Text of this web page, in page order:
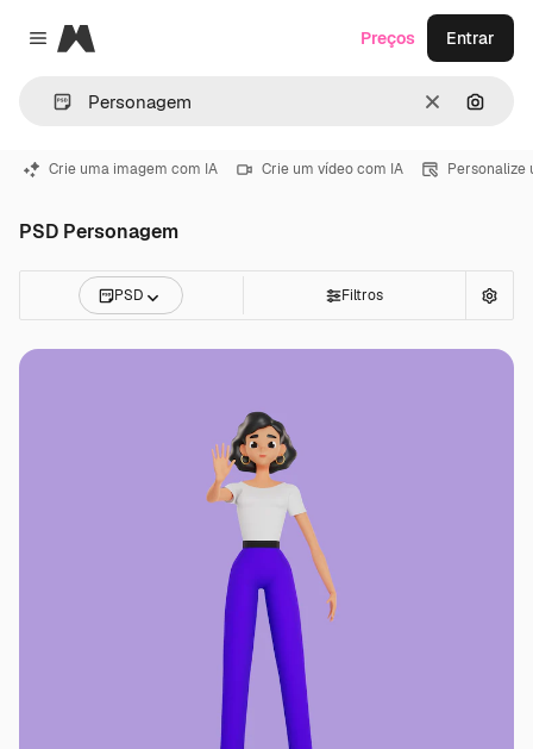
Close menu
Magnific
Limpar
Preços Entrar
Crie uma imagem com IA Crie um vídeo com IA Personalize
PSD Personagem
PSD Filtros